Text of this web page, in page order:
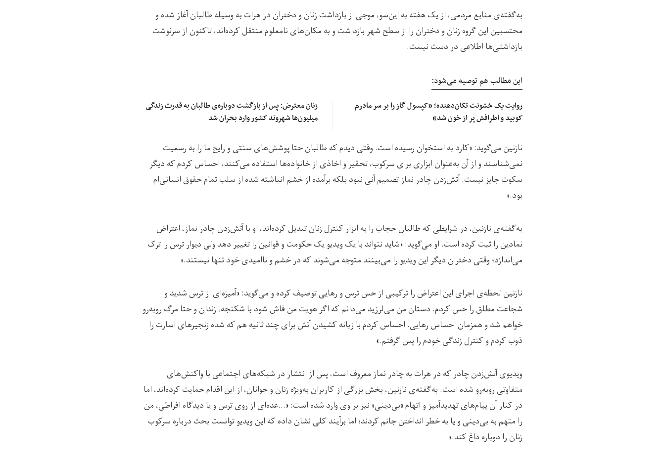
به‌گفته‌ی منابع مردمی، از یک هفته به این‌سو، موجی از بازداشت زنان و دختران در هرات به وسیله طالبان آغاز شده و
محتسبین این گروه زنان و دختران را از سطح شهر بازداشت و به مکان‌های نامعلوم منتقل کرده‌اند، تاکنون از سرنوشت
بازداشتی‌ها اطلاعی در دست نیست.
این مطالب هم توصیه می‌شود:
روایت یک خشونت تکان‌دهنده؛ «کپسول گاز را بر سر مادرم
کوبید و اطرافش پر از خون شد»
زنان معترض: پس از بازگشت دوباره‌ی طالبان به قدرت زندگی
میلیون‌ها شهروند کشور وارد بحران شد
نازنین می‌گوید: «کارد به استخوان رسیده است. وقتی دیدم که طالبان حتا پوشش‌های سنتی و رایج ما را به رسمیت
نمی‌شناسند و از آن به‌عنوان ابزاری برای سرکوب، تحقیر و اخاذی از خانواده‌ها استفاده می‌کنند، احساس کردم که دیگر
سکوت جایز نیست. آتش‌زدن چادر نماز تصمیم آنی نبود بلکه برآمده از خشم انباشته شده از سلب تمام حقوق انسانی‌ام
بود.»
به‌گفته‌ی نازنین، در شرایطی که طالبان حجاب را به‌ ابزار کنترل زنان تبدیل کرده‌اند، او با آتش‌زدن چادر نماز، اعتراض
نمادین را ثبت کرده است. او می‌گوید: «شاید نتواند با یک ویدیو یک حکومت و قوانین را تغییر دهد ولی دیوار ترس را ترک
می‌اندازد؛ وقتی دختران دیگر این ویدیو را می‌بینند متوجه می‌شوند که در خشم و ناامیدی خود تنها نیستند.»
نازنین لحظه‌ی اجرای این اعتراض را ترکیبی از حس ترس و رهایی توصیف کرده و می‌گوید: «آمیزه‌ای از ترس شدید و
شجاعت مطلق را حس کردم. دستان من می‌لرزید می‌دانم که اگر هویت من فاش شود با شکنجه، زندان و حتا مرگ روبه‌رو
خواهم شد و همزمان احساس رهایی. احساس کردم با زبانه کشیدن آتش برای چند ثانیه هم که شده زنجیرهای اسارت را
ذوب کردم و کنترل زندگی خودم را پس گرفتم.»
ویدیوی آتش‌زدن چادر که در هرات به چادر نماز معروف است، پس از انتشار در شبکه‌های اجتماعی با واکنش‌های
متفاوتی روبه‌رو شده است. به‌گفته‌ی نازنین، بخش بزرگی از کاربران به‌ویژه زنان و جوانان، از این اقدام حمایت کرده‌اند، اما
در کنار آن پیام‌های تهدیدآمیز و اتهام «بی‌دینی» نیز بر وی وارد شده است: «…عده‌ای از روی ترس و یا دیدگاه افراطی، من
را متهم به بی‌دینی و یا به خطر انداختن جانم کردند؛ اما برآیند کلی نشان داده که این ویدیو توانست بحث درباره سرکوب
زنان را دوباره داغ کند.»